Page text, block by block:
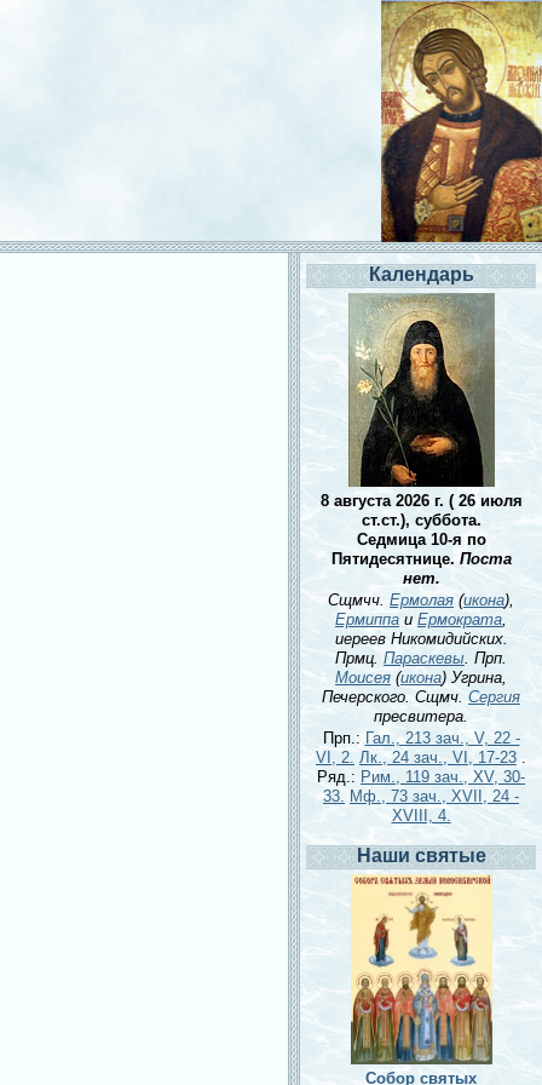
Календарь
8 августа 2026 г. ( 26 июля
ст.ст.), суббота.
Седмица 10-я по
Пятидесятнице. Поста
нет.
Сщмчч. Ермолая (икона),
Ермиппа и Ермократа,
иереев Никомидийских.
Прмц.Параскевы. Прп.
Моисея (икона) Угрина,
Печерского. Сщмч. Сергия
пресвитера.
Прп.: Гал., 213 зач., V, 22 -
VI, 2. Лк., 24 зач., VI, 17-23 .
Ряд.: Рим., 119 зач., XV, 30-
33. Мф., 73 зач., XVII, 24 -
XVIII, 4.
Наши святые
Собор святых